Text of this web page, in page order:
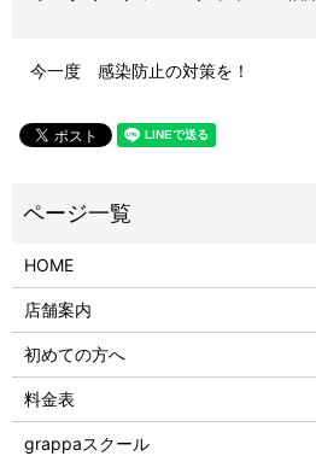
今一度 感染防止の対策を！
HOME
店舗案内
初めての方へ
料金表
grappaスクール